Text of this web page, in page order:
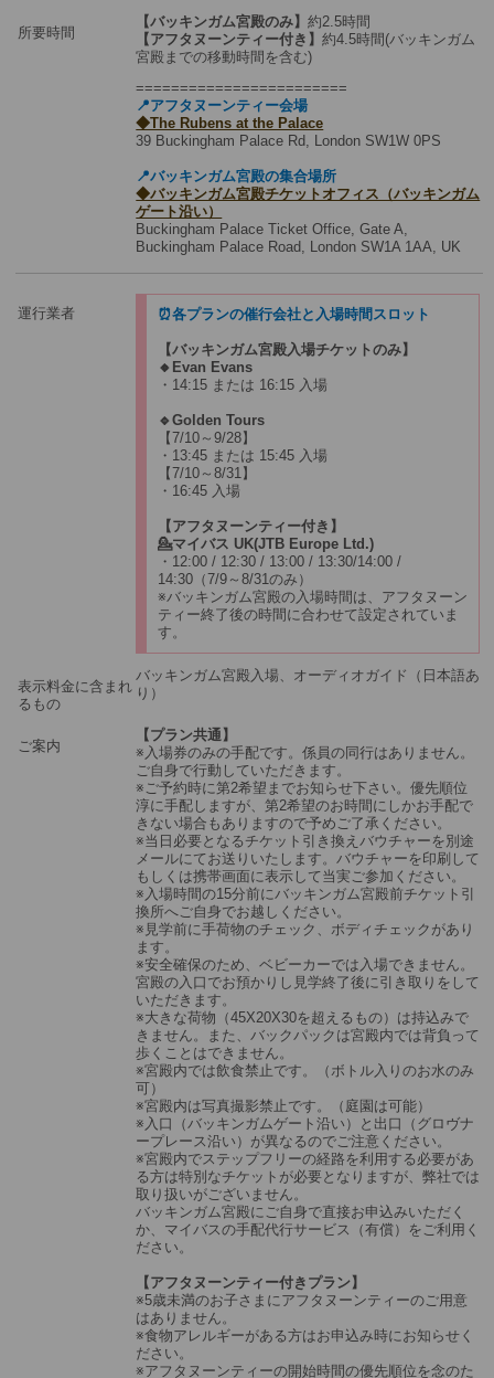
所要時間
【バッキンガム宮殿のみ】約2.5時間
【アフタヌーンティー付き】約4.5時間(バッキンガム
宮殿までの移動時間を含む)
========================
📍アフタヌーンティー会場
◆The Rubens at the Palace
39 Buckingham Palace Rd, London SW1W 0PS
📍バッキンガム宮殿の集合場所
◆バッキンガム宮殿チケットオフィス（バッキンガム
ゲート沿い）
Buckingham Palace Ticket Office, Gate A,
Buckingham Palace Road, London SW1A 1AA, UK
運行業者 ⏰各プランの催行会社と入場時間スロット
【バッキンガム宮殿入場チケットのみ】
🔸Evan Evans
・14:15 または 16:15 入場
🔹Golden Tours
【7/10～9/28】
・13:45 または 15:45 入場
【7/10～8/31】
・16:45 入場
【アフタヌーンティー付き】
💁マイバス UK(JTB Europe Ltd.)
・12:00 / 12:30 / 13:00 / 13:30/14:00 /
14:30（7/9～8/31のみ）
※バッキンガム宮殿の入場時間は、アフタヌーン
ティー終了後の時間に合わせて設定されていま
す。
表示料金に含まれ
るもの
バッキンガム宮殿入場、オーディオガイド（日本語あ
り）
ご案内
【プラン共通】
※入場券のみの手配です。係員の同行はありません。
ご自身で行動していただきます。
※ご予約時に第2希望までお知らせ下さい。優先順位
淳に手配しますが、第2希望のお時間にしかお手配で
きない場合もありますので予めご了承ください。
※当日必要となるチケット引き換えバウチャーを別途
メールにてお送りいたします。バウチャーを印刷して
もしくは携帯画面に表示して当実ご参加ください。
※入場時間の15分前にバッキンガム宮殿前チケット引
換所へご自身でお越しください。
※見学前に手荷物のチェック、ボディチェックがあり
ます。
※安全確保のため、ベビーカーでは入場できません。
宮殿の入口でお預かりし見学終了後に引き取りをして
いただきます。
※大きな荷物（45X20X30を超えるもの）は持込みで
きません。また、バックパックは宮殿内では背負って
歩くことはできません。
※宮殿内では飲食禁止です。（ボトル入りのお水のみ
可）
※宮殿内は写真撮影禁止です。（庭園は可能）
※入口（バッキンガムゲート沿い）と出口（グロヴナ
ープレース沿い）が異なるのでご注意ください。
※宮殿内でステップフリーの経路を利用する必要があ
る方は特別なチケットが必要となりますが、弊社では
取り扱いがございません。
バッキンガム宮殿にご自身で直接お申込みいただく
か、マイバスの手配代行サービス（有償）をご利用く
ださい。
【アフタヌーンティー付きプラン】
※5歳未満のお子さまにアフタヌーンティーのご用意
はありません。
※食物アレルギーがある方はお申込み時にお知らせく
ださい。
※アフタヌーンティーの開始時間の優先順位を念のた